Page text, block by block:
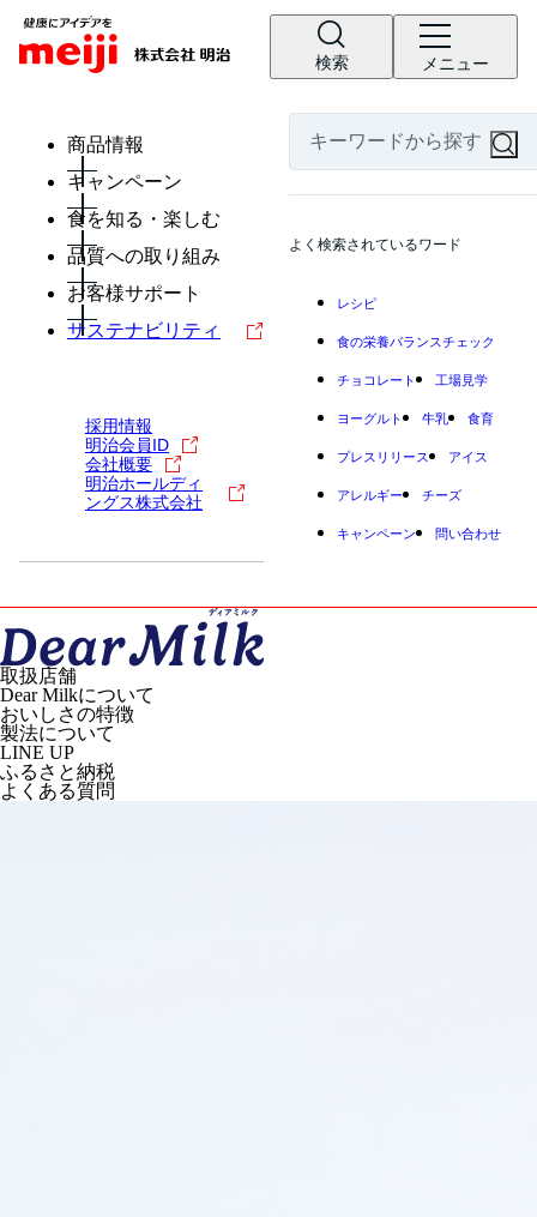
検索 メニュー
商品情報
キャンペーン
食を知る・楽しむ
品質への取り組み
お客様サポート
サステナビリティ
採用情報
明治会員ID
会社概要
明治ホールディ
ングス株式会社
よく検索されているワード
レシピ
食の栄養バランスチェック
チョコレート 工場見学
ヨーグルト 牛乳 食育
プレスリリース アイス
アレルギー チーズ
キャンペーン 問い合わせ
取扱店舗
Dear Milkについて
おいしさの特徴
製法について
LINE UP
ふるさと納税
よくある質問